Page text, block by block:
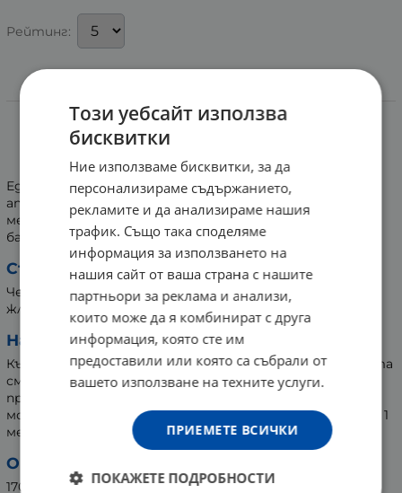
Рейтинг:
Информация
БИЛКОВИТА БИЛКОВА СМЕС ПРИ
ЛИПСА НА АПЕТИТ 170 г
Едни от основните причини за изчезването на
апетита са стреса, безпокойството и приема на
медикаменти. Билковата смес от Билковита внася
баланс в организма при липса на апетит.
Състав:
Червен кантарион, жълта тинтява, бял оман, синя
жлъчка, горчив пелин.
Начин на употреба:
Към 500 мл вряща вода се прибавят 2 с.л. от билковата
смес. Вари се от 3 до 5 минути, прецежда се и се
приема 3 пъти дневно по 1 ч.ч. на гладно. По желание
може да се подслади. Препоръчително е да се приема 1
месец.
Опаковка:
170 грама
Този уебсайт използва
бисквитки
Ние използваме бисквитки, за да
персонализираме съдържанието,
рекламите и да анализираме нашия
трафик. Също така споделяме
информация за използването на
нашия сайт от ваша страна с нашите
партньори за реклама и анализи,
които може да я комбинират с друга
информация, която сте им
предоставили или която са събрали от
вашето използване на техните услуги.
ПРИЕМЕТЕ ВСИЧКИ
ПОКАЖЕТЕ ПОДРОБНОСТИ